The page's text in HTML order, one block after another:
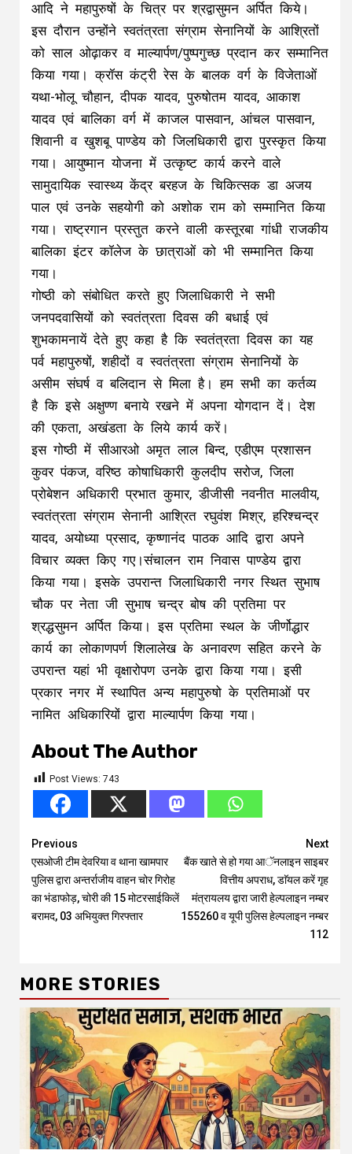
आदि ने महापुरुषों के चित्र पर श्रद्वासुमन अर्पित किये।
इस दौरान उन्होंने स्वतंत्रता संग्राम सेनानियों के आश्रितों
को साल ओढ़ाकर व माल्यार्पण/पुष्पगुच्छ प्रदान कर सम्मानित
किया गया। क्रॉस कंट्री रेस के बालक वर्ग के विजेताओं
यथा-भोलू चौहान, दीपक यादव, पुरुषोतम यादव, आकाश
यादव एवं बालिका वर्ग में काजल पासवान, आंचल पासवान,
शिवानी व खुशबू पाण्डेय कोे जिलधिकारी द्वारा पुरस्कृत किया
गया। आयुष्मान योजना में उत्कृष्ट कार्य करने वाले
सामुदायिक स्वास्थ्य केंद्र बरहज के चिकित्सक डा अजय
पाल एवं उनके सहयोगी को अशोक राम को सम्मानित किया
गया। राष्ट्रगान प्रस्तुत करने वाली कस्तूरबा गांधी राजकीय
बालिका इंटर कॉलेज के छात्राओं को भी सम्मानित किया
गया।
गोष्ठी को संबोधित करते हुए जिलाधिकारी ने सभी
जनपदवासियों को स्वतंत्रता दिवस की बधाई एवं
शुभकामनायें देते हुए कहा है कि स्वतंत्रता दिवस का यह
पर्व महापुरुषों, शहीदों व स्वतंत्रता संग्राम सेनानियों के
असीम संघर्ष व बलिदान से मिला है। हम सभी का कर्तव्य
है कि इसे अक्षुण्ण बनाये रखने में अपना योगदान दें। देश
की एकता, अखंडता के लिये कार्य करें।
इस गोष्ठी में सीआरओ अमृत लाल बिन्द, एडीएम प्रशासन
कुवर पंकज, वरिष्ठ कोषाधिकारी कुलदीप सरोज, जिला
प्रोबेशन अधिकारी प्रभात कुमार, डीजीसी नवनीत मालवीय,
स्वतंत्रता संग्राम सेनानी आश्रित रघुवंश मिश्र, हरिश्चन्द्र
यादव, अयोध्या प्रसाद, कृष्णानंद पाठक आदि द्वारा अपने
विचार व्यक्त किए गए।संचालन राम निवास पाण्डेय द्वारा
किया गया। इसके उपरान्त जिलाधिकारी नगर स्थित सुभाष
चौक पर नेता जी सुभाष चन्द्र बोष की प्रतिमा पर
श्रद्धसुमन अर्पित किया। इस प्रतिमा स्थल के जीर्णोद्धार
कार्य का लोकाणपर्ण शिलालेख के अनावरण सहित करने के
उपरान्त यहां भी वृक्षारोपण उनके द्वारा किया गया। इसी
प्रकार नगर में स्थापित अन्य महापुरुषो के प्रतिमाओं पर
नामित अधिकारियों द्वारा माल्यार्पण किया गया।
About The Author
Post Views: 743
Continue
Reading
Previous
एसओजी टीम देवरिया व थाना खामपार
पुलिस द्वारा अन्तर्राजीय वाहन चोर गिरोह
का भंडाफोड़, चोरी की 15 मोटरसाईकिलें
बरामद, 03 अभियुक्त गिरफ्तार
Next
बैंक खाते से हो गया आॅनलाइन साइबर
वित्तीय अपराध, डाॅयल करें गृह
मंत्रायलय द्वारा जारी हेल्पलाइन नम्बर
155260 व यूपी पुलिस हेल्पलाइन नम्बर
112
MORE STORIES